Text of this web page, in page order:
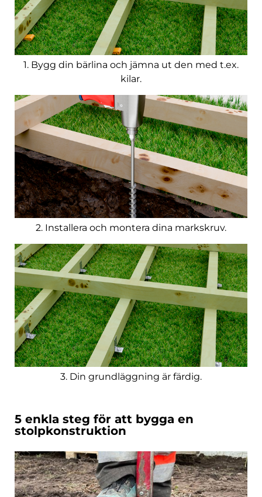
1. Bygg din bärlina och jämna ut den med t.ex.
kilar.
2. Installera och montera dina markskruv.
3. Din grundläggning är färdig.
5 enkla steg för att bygga en
stolpkonstruktion